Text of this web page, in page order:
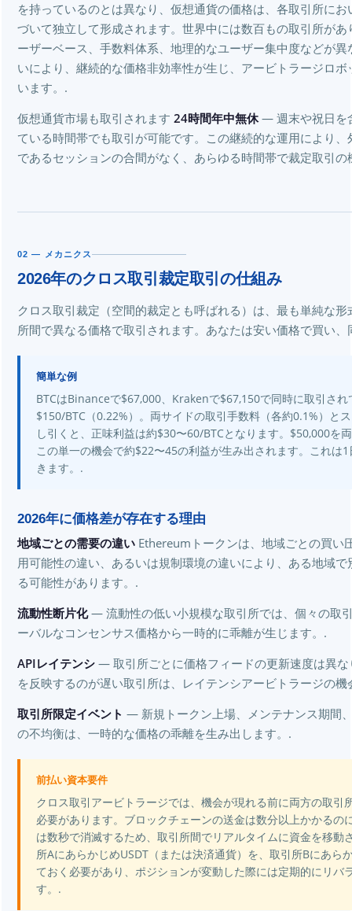
を持っているのとは異なり、仮想通貨の価格は、各取引所に
づいて独立して形成されます。世界中には数百もの取引所が
ーザーベース、手数料体系、地理的なユーザー集中度などが
いにより、継続的な価格非効率性が生じ、アービトラージロ
います。.
仮想通貨市場も取引されます 24時間年中無休— 週末や祝日を
ている時間帯でも取引が可能です。この継続的な運用により
であるセッションの合間がなく、あらゆる時間帯で裁定取引
02 — メカニクス
2026年のクロス取引裁定取引の仕組み
クロス取引裁定（空間的裁定とも呼ばれる）は、最も単純な
所間で異なる価格で取引されます。あなたは安い価格で買い
簡単な例
BTCはBinanceで$67,000、Krakenで$67,150で同時に取引さ
$150/BTC（0.22%）。両サイドの取引手数料（各約0.1%）と
し引くと、正味利益は約$30〜60/BTCとなります。$50,000を
この単一の機会で約$22〜45の利益が生み出されます。これは
きます。.
2026年に価格差が存在する理由
地域ごとの需要の違い Ethereumトークンは、地域ごとの買い
用可能性の違い、あるいは規制環境の違いにより、ある地域
る可能性があります。.
流動性断片化— 流動性の低い小規模な取引所では、個々の取
ーバルなコンセンサス価格から一時的に乖離が生じます。.
APIレイテンシ — 取引所ごとに価格フィードの更新速度は異
を反映するのが遅い取引所は、レイテンシアービトラージの
取引所限定イベント — 新規トークン上場、メンテナンス期間
の不均衡は、一時的な価格の乖離を生み出します。.
前払い資本要件
クロス取引アービトラージでは、機会が現れる前に両方の取引
必要があります。ブロックチェーンの送金は数分以上かかるの
は数秒で消滅するため、取引所間でリアルタイムに資金を移動
所AにあらかじめUSDT（または決済通貨）を、取引所Bにあら
ておく必要があり、ポジションが変動した際には定期的にリバ
す。.